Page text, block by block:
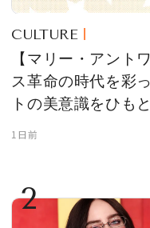
CULTURE
【マリー・アント
ス革命の時代を彩
トの美意識をひも
1日前
2